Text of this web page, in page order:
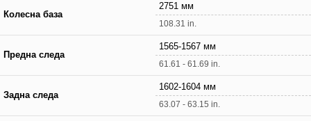
Колесна база
2751 мм
108.31 in.
Предна следа
1565-1567 мм
61.61 - 61.69 in.
Задна следа
1602-1604 мм
63.07 - 63.15 in.